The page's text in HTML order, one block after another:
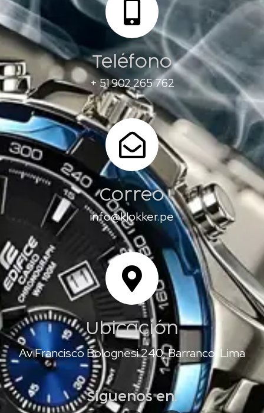
Teléfono
+ 51 902 265 762
Correo
info@klokker.pe
Ubicación
Av Francisco Bolognesi 240, Barranco, Lima
Síguenos en: